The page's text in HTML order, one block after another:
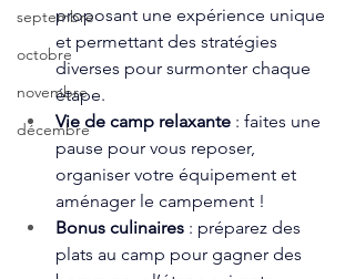
septembre
octobre
novembre
décembre
proposant une expérience unique
et permettant des stratégies
diverses pour surmonter chaque
étape.
Vie de camp relaxante : faites une
pause pour vous reposer,
organiser votre équipement et
aménager le campement !
Bonus culinaires : préparez des
plats au camp pour gagner des